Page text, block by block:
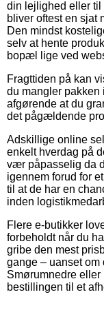
din lejlighed eller til
bliver oftest en sjat
Den mindst
selv at hente
bopæl lige ved
Fragttiden på kan
du mangler pakken
afgørende at du
det pågældende
Adskillige online
enkelt hverdag på
vær påpasselig da
igennem forud for
til at de har en
inden
Flere e-butikker
forbeholdt når du
gribe den mest
gange – uanset om
Smørumnedre
bestillingen til et